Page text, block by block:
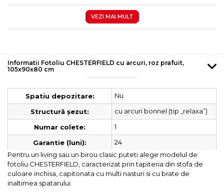
VEZI MAI MULT
Informatii Fotoliu CHESTERFIELD cu arcuri, roz prafuit,
105x90x80 cm
Spatiu depozitare:
Nu
Structură șezut:
cu arcuri bonnel (tip „relaxa”)
Numar colete:
1
Garantie (luni):
24
Pentru un living sau un birou clasic puteti alege modelul de
fotoliu CHESTERFIELD, caracterizat prin tapiteria din stofa de
culoare inchisa, capitonata cu multi nasturi si cu brate de
inaltimea spatarului.